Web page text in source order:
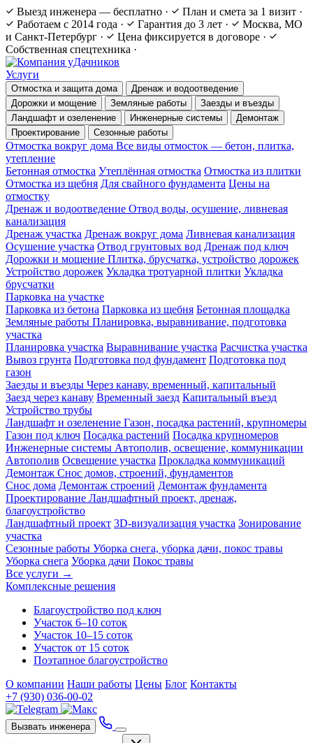
Выезд инженера — бесплатно · План и смета за 1 визит ·
Работаем с 2014 года · Гарантия до 3 лет ·
Москва, МО
и Санкт-Петербург · Цена фиксируется в договоре ·
Собственная спецтехника ·
Услуги
Отмостка и защита дома
Дренаж и водоотведение
Дорожки и мощение
Земляные работы
Заезды и въезды
Ландшафт и озеленение
Инженерные системы
Демонтаж
Проектирование
Сезонные работы
Отмостка вокруг дома Все виды отмосток — бетон, плитка,
утепление
Бетонная отмостка Утеплённая отмостка Отмостка из плитки
Отмостка из щебня Для свайного фундамента Цены на
отмостку
Дренаж и водоотведение Отвод воды, осушение, ливневая
канализация
Дренаж участка Дренаж вокруг дома Ливневая канализация
Осушение участка Отвод грунтовых вод Дренаж под ключ
Дорожки и мощение Плитка, брусчатка, устройство дорожек
Устройство дорожек Укладка тротуарной плитки Укладка
брусчатки
Парковка на участке
Парковка из бетона Парковка из щебня Бетонная площадка
Земляные работы Планировка, выравнивание, подготовка
участка
Планировка участка Выравнивание участка Расчистка участка
Вывоз грунта Подготовка под фундамент Подготовка под
газон
Заезды и въезды Через канаву, временный, капитальный
Заезд через канаву Временный заезд Капитальный въезд
Устройство трубы
Ландшафт и озеленение Газон, посадка растений, крупномеры
Газон под ключ Посадка растений Посадка крупномеров
Инженерные системы Автополив, освещение, коммуникации
Автополив Освещение участка Прокладка коммуникаций
Демонтаж Снос домов, строений, фундаментов
Снос дома Демонтаж строений Демонтаж фундамента
Проектирование Ландшафтный проект, дренаж,
благоустройство
Ландшафтный проект 3D-визуализация участка Зонирование
участка
Сезонные работы Уборка снега, уборка дачи, покос травы
Уборка снега Уборка дачи Покос травы
Все услуги →
Комплексные решения
Благоустройство под ключ
Участок 6–10 соток
Участок 10–15 соток
Участок от 15 соток
Поэтапное благоустройство
О компании Наши работы Цены Блог Контакты
+7 (930) 036-00-02
Вызвать инженера